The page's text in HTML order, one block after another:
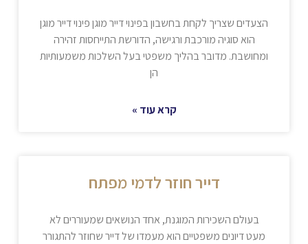
הצעדים שצריך לקחת בחשבון בפינוי דייר מוגן פינוי דייר מוגן
הוא סוגיה מורכבת ורגישה, הדורשת התייחסות זהירה
ומחושבת. מדובר בהליך משפטי בעל השלכות משמעותיות
הן
קרא עוד »
דייר חוזר לדמי מפתח
בעולם השכירות המוגנת, אחד הנושאים שמעוררים לא
מעט דיונים משפטיים הוא מעמדו של דייר שחוזר להתגורר